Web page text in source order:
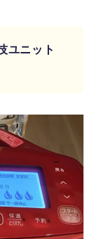
ユニット